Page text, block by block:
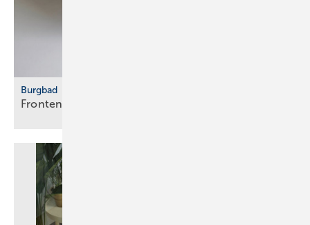
Burgbad
Fronten vertikal